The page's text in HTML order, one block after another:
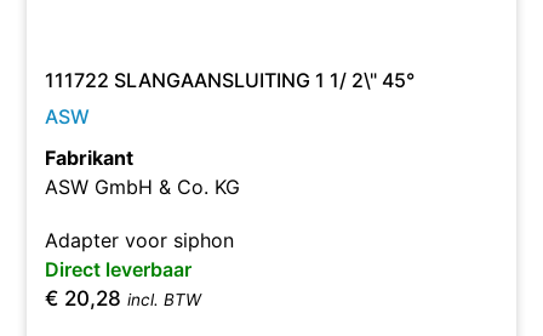
111722 SLANGAANSLUITING 1 1/ 2\" 45°
ASW
Fabrikant
ASW GmbH & Co. KG
Adapter voor siphon
Direct leverbaar
€ 20,28 incl. BTW